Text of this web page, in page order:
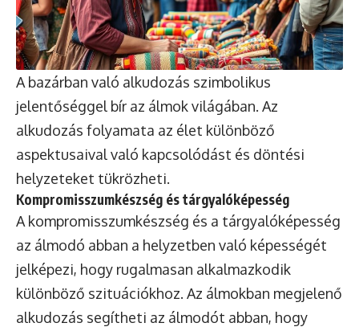
A bazárban való alkudozás szimbolikus
jelentőséggel bír az álmok világában. Az
alkudozás folyamata az élet különböző
aspektusaival való kapcsolódást és döntési
helyzeteket tükrözheti.
Kompromisszumkészség és tárgyalóképesség
A kompromisszumkészség és a tárgyalóképesség
az álmodó abban a helyzetben való képességét
jelképezi, hogy rugalmasan alkalmazkodik
különböző szituációkhoz. Az álmokban megjelenő
alkudozás segítheti az álmodót abban, hogy